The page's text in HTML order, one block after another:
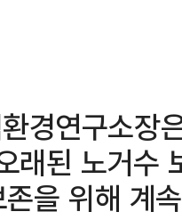
경연구소장
래된 노거수
을 위해 계